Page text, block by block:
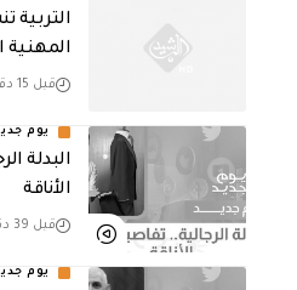
التربية
المهنية
قبل 15 دقيقة
يوم
البدلة
الأناقة
قبل 39 دقيقة
يوم